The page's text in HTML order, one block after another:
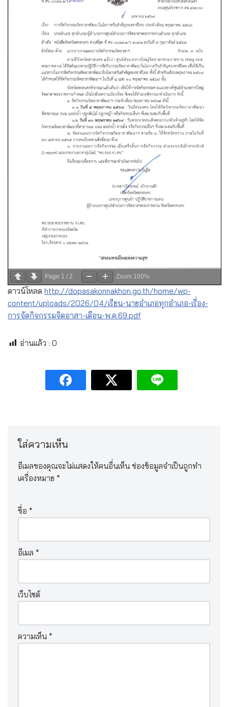
Page 1 / 2 Zoom 100%
ดาวน์โหลด http://dopasakonnakhon.go.th/home/wp-
content/uploads/2026/04/เรียน-นายอำเภอทุกอำเภอ-เรื่อง-
การจัดกิจกรรมจิตอาสา-เดือน-พ.ค.69.pdf
อ่านแล้ว : 0
ใส่ความเห็น
อีเมลของคุณจะไม่แสดงให้คนอื่นเห็น ช่องข้อมูลจำเป็นถูกทำ
เครื่องหมาย *
ชื่อ *
อีเมล *
เว็บไซต์
ความเห็น *